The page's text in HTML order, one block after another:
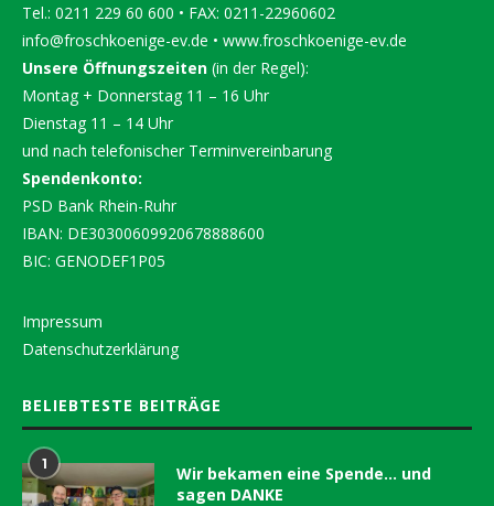
Tel.: 0211 229 60 600 • FAX: 0211-22960602
info@froschkoenige-ev.de • www.froschkoenige-ev.de
Unsere Öffnungszeiten (in der Regel):
Montag + Donnerstag 11 – 16 Uhr
Dienstag 11 – 14 Uhr
und nach telefonischer Terminvereinbarung
Spendenkonto:
PSD Bank Rhein-Ruhr
IBAN: DE30300609920678888600
BIC: GENODEF1P05
Impressum
Datenschutzerklärung
BELIEBTESTE BEITRÄGE
1
Wir bekamen eine Spende… und
sagen DANKE